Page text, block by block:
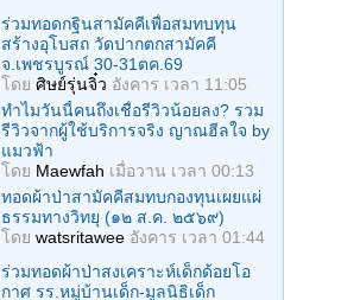
ร่วมทอดกฐินสามัคคีเพื่อสมทบทุน
สร้างอุโบสถ วัดปากตกสามัคคี
จ.เพชรบูรณ์ 30-31ตค.69
โดย ศิษย์รุ่นจิ๋ว อังคาร เวลา 11:05
ทำไมวันนี้คนถึงเชื่อรีวิวน้อยลง? รวม
รีวิวจากผู้ใช้บริการจริง ญาณฮีลใจ by
แมวฟ้า
โดย Maewfah เมื่อวาน เวลา 00:13
ทอดผ้าป่าสามัคคีสมทบกองทุนเผยแผ่
ธรรมทางวิทยุ (๑๒ ส.ค. ๒๕๖๙)
โดย watsritawee อังคาร เวลา 01:44
ร่วมทอดผ้าป่าสงเคราะห์เด็กด้อยโอ
กาศ รร.หมู่บ้านเด็ก-มูลนิธิเด็ก